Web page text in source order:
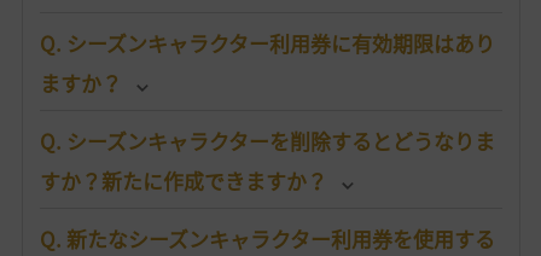
Q. シーズンキャラクター利用券に有効期限はあり
ますか？
Q. シーズンキャラクターを削除するとどうなりま
すか？新たに作成できますか？
Q. 新たなシーズンキャラクター利用券を使用する